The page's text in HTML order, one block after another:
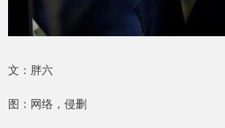
文：胖六
图：网络，侵删